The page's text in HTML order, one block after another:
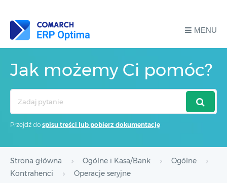
MENU
Jak możemy Ci pomóc?
Przejdź do spisu treści lub pobierz dokumentację
Strona główna Ogólne i Kasa/Bank
Ogólne
Kontrahenci
Operacje seryjne